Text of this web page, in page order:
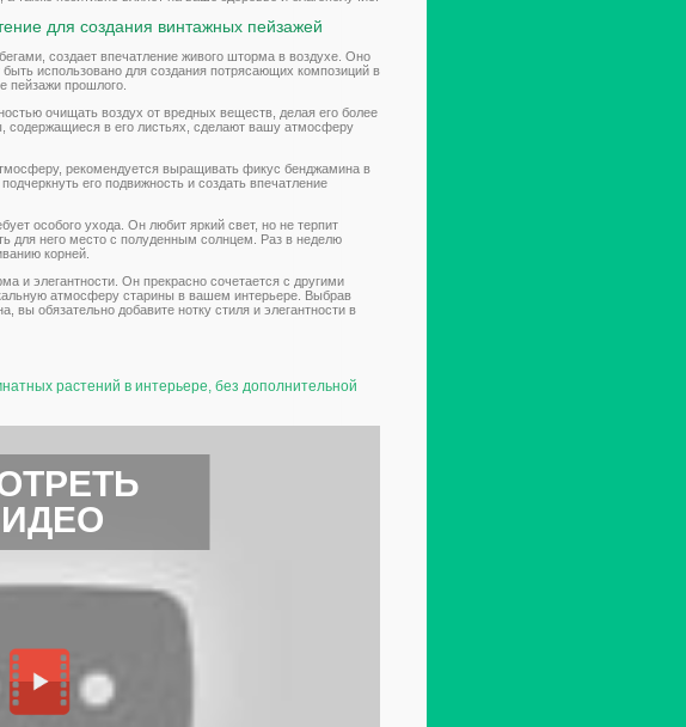
для создания винтажных пейзажей
создает впечатление живого шторма в воздухе. Оно
использовано для создания потрясающих композиций в
пейзажи прошлого.
очищать воздух от вредных веществ, делая его более
в его листьях, сделают вашу атмосферу
рекомендуется выращивать фикус бенджамина в
его подвижность и создать впечатление
особого ухода. Он любит яркий свет, но не терпит
для него место с полуденным солнцем. Раз в неделю
корней.
и элегантности. Он прекрасно сочетается с другими
атмосферу старины в вашем интерьере. Выбрав
вы обязательно добавите нотку стиля и элегантности в
растений в интерьере, без дополнительной